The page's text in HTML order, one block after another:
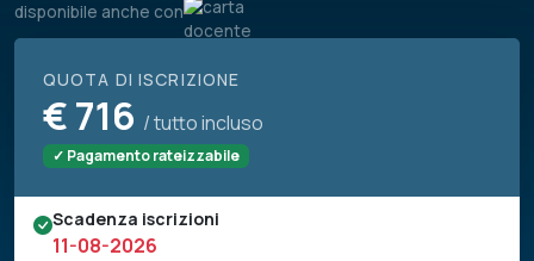
disponibile anche con
QUOTA DI ISCRIZIONE
€716 / tutto incluso
✓ Pagamento rateizzabile
Scadenza iscrizioni
11-08-2026